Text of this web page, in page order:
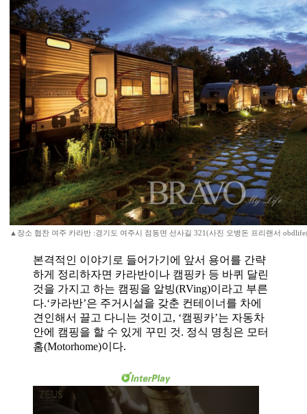
▲장소 협찬 여주 카라반 :경기도 여주시 점동면 선사길 321(사진 오병돈 프리랜서
본격적인 이야기로 들어가기에 앞서 용어를 간략
하게 정리하자면 카라반이나 캠핑카 등 바퀴 달린
것을 가지고 하는 캠핑을 알빙(RVing)이라고 부른
다.‘카라반’은 주거시설을 갖춘 컨테이너를 차에
견인해서 끌고 다니는 것이고, ‘캠핑카’는 자동차
안에 캠핑을 할 수 있게 꾸민 것. 정식 명칭은 모터
홈(Motorhome)이다.